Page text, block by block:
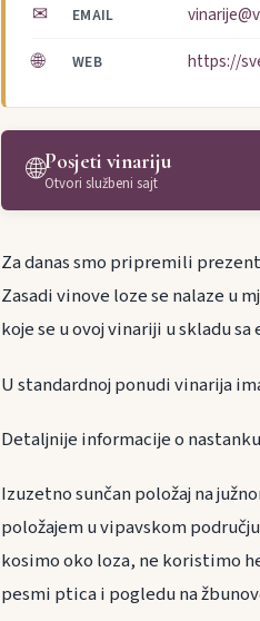
✉ EMAIL
🌐 WEB https://
🌐Posjeti vinariju
Otvori službeni sajt
Za danas smo pripremili
Zasadi vinove loze se nalaze u
koje se u ovoj vinariji u skladu
U standardnoj ponudi vinarija
Detaljnije informacije o
Izuzetno sunčan položaj na
položajem u vipavskom
kosimo oko loza, ne koristimo
pesmi ptica i pogledu na